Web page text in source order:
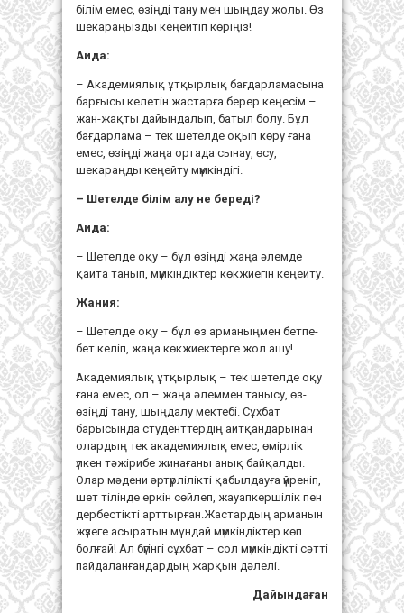
білім емес, өзіңді тану мен шыңдау жолы. Өз
шекараңызды кеңейтіп көріңіз!
Аида:
– Академиялық ұтқырлық бағдарламасына
барғысы келетін жастарға берер кеңесім –
жан-жақты дайындалып, батыл болу. Бұл
бағдарлама – тек шетелде оқып көру ғана
емес, өзіңді жаңа ортада сынау, өсу,
шекараңды кеңейту мүмкіндігі.
– Шетелде білім алу не береді?
Аида:
– Шетелде оқу – бұл өзіңді жаңа әлемде
қайта танып, мүмкіндіктер көкжиегін кеңейту.
Жания:
– Шетелде оқу – бұл өз арманыңмен бетпе-
бет келіп, жаңа көкжиектерге жол ашу!
Академиялық ұтқырлық – тек шетелде оқу
ғана емес, ол – жаңа әлеммен танысу, өз-
өзіңді тану, шыңдалу мектебі. Сұхбат
барысында студенттердің айтқандарынан
олардың тек академиялық емес, өмірлік
үлкен тәжірибе жинағаны анық байқалды.
Олар мәдени әртүрлілікті қабылдауға үйреніп,
шет тілінде еркін сөйлеп, жауапкершілік пен
дербестікті арттырған.Жастардың арманын
жүзеге асыратын мұндай мүмкіндіктер көп
болғай! Ал бүгінгі сұхбат – сол мүмкіндікті сәтті
пайдаланғандардың жарқын дәлелі.
Дайындаған